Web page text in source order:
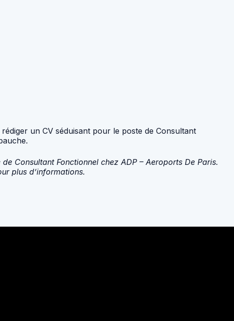
un CV séduisant pour le poste de Consultant
Consultant Fonctionnel chez ADP – Aeroports De Paris.
plus d’informations.